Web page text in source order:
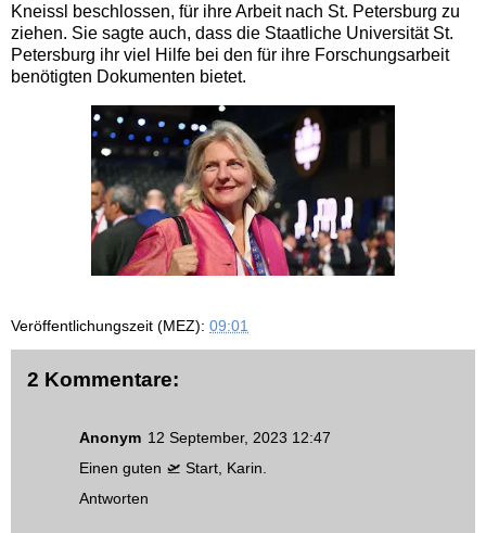
Kneissl beschlossen, für ihre Arbeit nach St. Petersburg zu
ziehen. Sie sagte auch, dass die Staatliche Universität St.
Petersburg ihr viel Hilfe bei den für ihre Forschungsarbeit
benötigten Dokumenten bietet.
Veröffentlichungszeit (MEZ): 09:01
2 Kommentare:
Anonym 12 September, 2023 12:47
Einen guten 🛫 Start, Karin.
Antworten